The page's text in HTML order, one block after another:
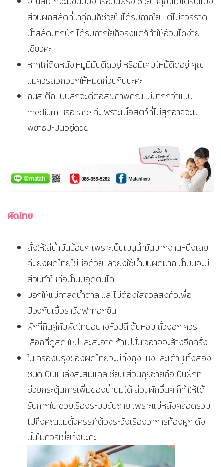
ส่วนผักสลัดที่มาคู่กันก็ช่วยให้ได้รับกากใย แต่ไม่ควรราด
น้ำสลัดมากนัก ได้รับกากใยก็จริงแต่ก็ทำให้อ้วนได้ง่าย
เชียวค่ะ
หากไก่ติดหนัง หมูมีมันติดอยู่ หรือมีเศษไหม้ติดอยู่ คุณ
แม่ควรลอกออกให้หมดก่อนกินนะคะ
กินสเต๊กแบบสุกจะดีต่อสุขภาพคุณแม่มากกว่าแบบ
medium หรือ rare ค่ะเพราะเนื้อสัตว์ที่ไม่สุกอาจจะมี
พยาธิปะปนอยู่ด้วย
ผัดไทย
สั่งให้ใส่น้ำมันน้อยๆ เพราะเป็นเมนูน้ำมันมากจานหนึ่งเลย
ค่ะ ยิ่งผัดไทยไข่ห่อด้วยแล้วยิ่งใช้น้ำมันผัดมาก น้ำมันจะมี
ส่วนทำให้ท่อน้ำนมอุดตันได้
บอกให้แม่ค้าลดน้ำตาล และไม่ต้องใส่ถั่วลิสงคั่วเพื่อ
ป้องกันเชื้อราอัลฟาทอกซิน
ผักที่กินคู่กับผัดไทยอย่างหัวปลี ต้นหอม ถั่วงอก ควร
เลือกที่ดูสด ใหม่และสะอาด ถ้าไม่มั่นใจอาจจะล้างอีกครั้ง
ในเครื่องปรุงของผัดไทยจะมีทั้งกุ้งแห้งและเต้าหู้ ทั้งสอง
ชนิดเป็นแหล่งสะสมแคลเซียม ส่วนกุยช่ายถือเป็นผักที่
ช่วยกระตุ้นการเพิ่มของน้ำนมได้ ส่วนผักอื่นๆ ก็ทำให้ได้
รับกากใย ช่วยเรื่องระบบขับถ่าย เพราะแม่หลังคลอดรวม
ไปถึงคุณแม่ตั้งครรภ์ต้องระวังเรื่องอาการท้องผูก ดัง
นั้นไม่ควรเขี่ยทิ้งนะคะ